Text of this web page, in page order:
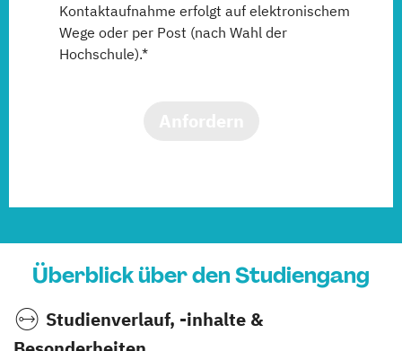
Kontaktaufnahme erfolgt auf elektronischem
Wege oder per Post (nach Wahl der
Hochschule).*
Überblick über den Studiengang
Studienverlauf, -inhalte &